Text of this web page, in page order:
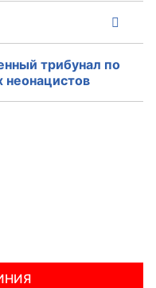
трибунал по
неонацистов